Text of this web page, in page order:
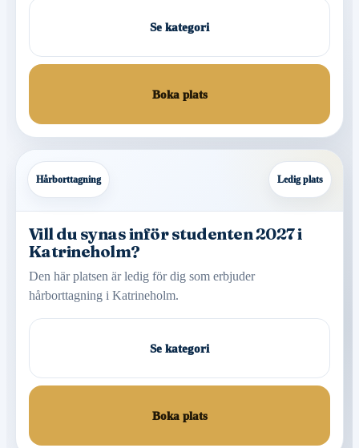
Se kategori
Boka plats
Hårborttagning Ledig plats
Vill du synas inför studenten 2027 i
Katrineholm?
Den här platsen är ledig för dig som erbjuder
hårborttagning i Katrineholm.
Se kategori
Boka plats